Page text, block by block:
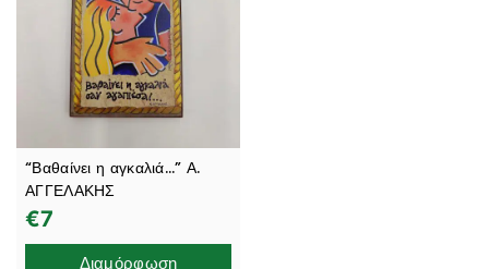
“Βαθαίνει η αγκαλιά…” Α.
ΑΓΓΕΛΑΚΗΣ
€7
Διαμόρφωση